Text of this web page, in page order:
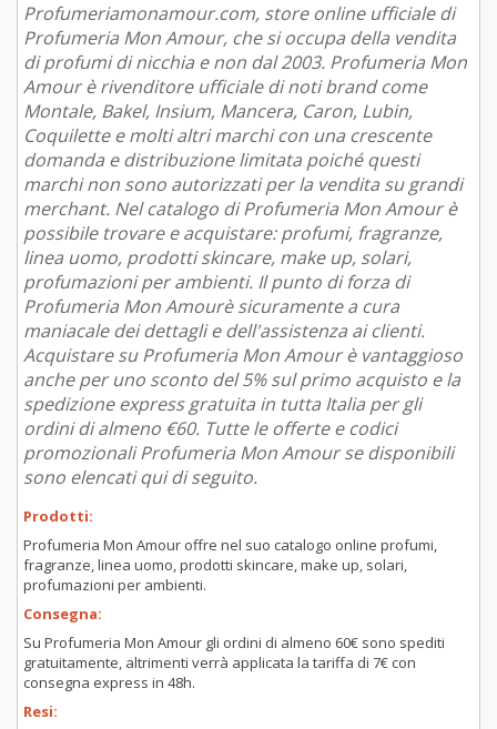
Profumeriamonamour.com, store online ufficiale di
Profumeria Mon Amour, che si occupa della vendita
di profumi di nicchia e non dal 2003. Profumeria Mon
Amour è rivenditore ufficiale di noti brand come
Montale, Bakel, Insium, Mancera, Caron, Lubin,
Coquilette e molti altri marchi con una crescente
domanda e distribuzione limitata poiché questi
marchi non sono autorizzati per la vendita su grandi
merchant. Nel catalogo di Profumeria Mon Amour è
possibile trovare e acquistare: profumi, fragranze,
linea uomo, prodotti skincare, make up, solari,
profumazioni per ambienti. Il punto di forza di
Profumeria Mon Amourè sicuramente a cura
maniacale dei dettagli e dell'assistenza ai clienti.
Acquistare su Profumeria Mon Amour è vantaggioso
anche per uno sconto del 5% sul primo acquisto e la
spedizione express gratuita in tutta Italia per gli
ordini di almeno €60. Tutte le offerte e codici
promozionali Profumeria Mon Amour se disponibili
sono elencati qui di seguito.
Prodotti:
Profumeria Mon Amour offre nel suo catalogo online profumi,
fragranze, linea uomo, prodotti skincare, make up, solari,
profumazioni per ambienti.
Consegna:
Su Profumeria Mon Amour gli ordini di almeno 60€ sono spediti
gratuitamente, altrimenti verrà applicata la tariffa di 7€ con
consegna express in 48h.
Resi: